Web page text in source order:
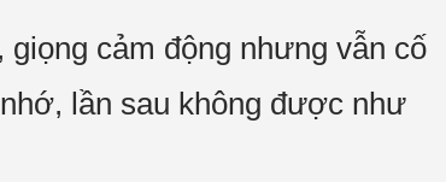
cảm động nhưng vẫn cố
lần sau không được như